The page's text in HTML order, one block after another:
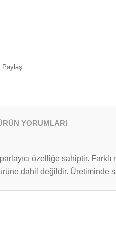
Paylaş
YORUMLARI
özelliğe sahiptir.
dahil değildir. Üretiminde